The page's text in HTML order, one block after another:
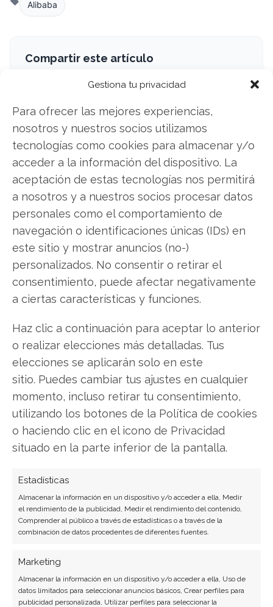
Gestiona tu privacidad
Para ofrecer las mejores experiencias,
nosotros y nuestros socios utilizamos
tecnologías como cookies para almacenar y/o
acceder a la información del dispositivo. La
aceptación de estas tecnologías nos permitirá
a nosotros y a nuestros socios procesar datos
personales como el comportamiento de
navegación o identificaciones únicas (IDs) en
este sitio y mostrar anuncios (no-)
personalizados. No consentir o retirar el
consentimiento, puede afectar negativamente
a ciertas características y funciones.
Haz clic a continuación para aceptar lo anterior
o realizar elecciones más detalladas. Tus
elecciones se aplicarán solo en este
sitio. Puedes cambiar tus ajustes en cualquier
momento, incluso retirar tu consentimiento,
utilizando los botones de la Política de cookies
o haciendo clic en el icono de Privacidad
situado en la parte inferior de la pantalla.
Estadísticas
Almacenar la información en un dispositivo y/o acceder a ella, Medir
el rendimiento de la publicidad, Medir el rendimiento del contenido,
Comprender al público a través de estadísticas o a través de la
combinación de datos procedentes de diferentes fuentes.
Marketing
Almacenar la información en un dispositivo y/o acceder a ella, Uso de
datos limitados para seleccionar anuncios básicos, Crear perfiles para
publicidad personalizada, Utilizar perfiles para seleccionar la
Alibaba
Compartir este artículo
Twitter
Facebook
LinkedIn
Copiar enlace
SOBRE EL AUTOR
Laura Fernández Silva
Analista tecnológica enfocada en innovación digital,
comercio electrónico y aplicaciones móviles.
Colaboradora habitual en medios especializados
del sector tech.
Ver todos los artículos →